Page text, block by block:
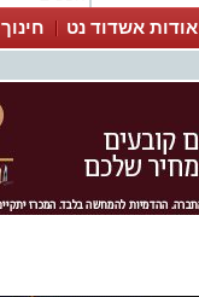
אודות אשדוד נט חינוך